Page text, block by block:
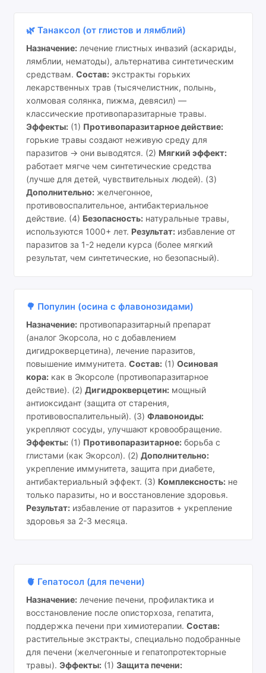
🌿 Танаксол (от глистов и лямблий)
Назначение:лечение глистных инвазий (аскариды,
лямблии, нематоды), альтернатива синтетическим
средствам. Состав:экстракты горьких
лекарственных трав (тысячелистник, полынь,
холмовая солянка, пижма, девясил) —
классические противопаразитарные травы.
Эффекты:(1) Противопаразитарное действие:
горькие травы создают неживую среду для
паразитов → они выводятся. (2) Мягкий эффект:
работает мягче чем синтетические средства
(лучше для детей, чувствительных людей). (3)
Дополнительно:желчегонное,
противовоспалительное, антибактериальное
действие. (4) Безопасность:натуральные травы,
используются 1000+ лет. Результат:избавление от
паразитов за 1-2 недели курса (более мягкий
результат, чем синтетические, но безопасный).
🌳 Популин (осина с флавонозидами)
Назначение:противопаразитарный препарат
(аналог Экорсола, но с добавлением
дигидрокверцетина), лечение паразитов,
повышение иммунитета. Состав:(1) Осиновая
кора:как в Экорсоле (противопаразитарное
действие). (2) Дигидрокверцетин:мощный
антиоксидант (защита от старения,
противовоспалительный). (3) Флавоноиды:
укрепляют сосуды, улучшают кровообращение.
Эффекты:(1) Противопаразитарное:борьба с
глистами (как Экорсол). (2) Дополнительно:
укрепление иммунитета, защита при диабете,
антибактериальный эффект. (3) Комплексность:не
только паразиты, но и восстановление здоровья.
Результат:избавление от паразитов + укрепление
здоровья за 2-3 месяца.
🫀 Гепатосол (для печени)
Назначение:лечение печени, профилактика и
восстановление после описторхоза, гепатита,
поддержка печени при химиотерапии. Состав:
растительные экстракты, специально подобранные
для печени (желчегонные и гепатопротекторные
травы). Эффекты:(1) Защита печени: